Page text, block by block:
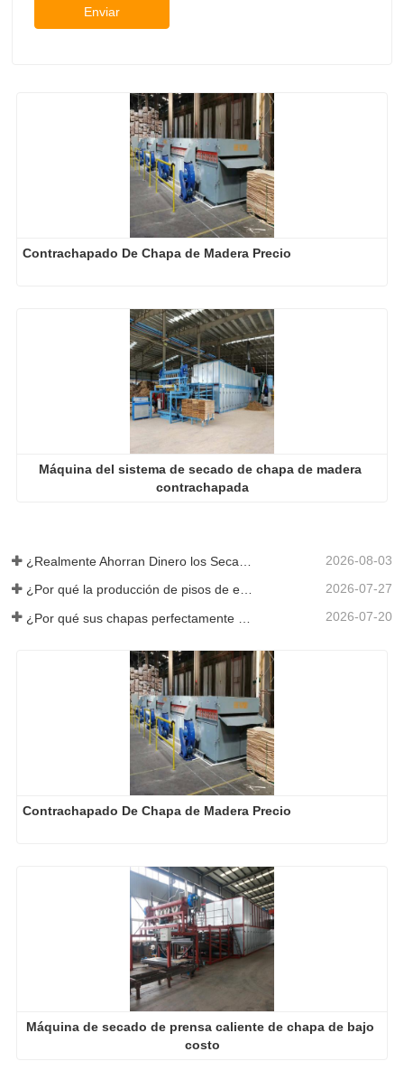
Enviar
Contrachapado De Chapa de Madera Precio
Máquina del sistema de secado de chapa de madera
contrachapada
2026-08-03
¿Por qué la producción de pisos de eucalipto necesita un secador de chapas? 2026-07-27
2026-07-20
Contrachapado De Chapa de Madera Precio
Máquina de secado de prensa caliente de chapa de bajo
costo